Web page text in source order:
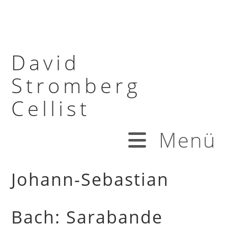
David
Stromberg
Cellist
Menü
Johann-Sebastian
Bach: Sarabande